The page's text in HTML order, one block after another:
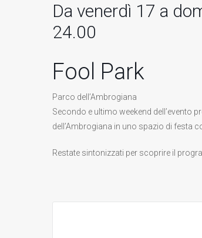
Da venerdì 17 a
24.00
Fool Park
Parco dell’Ambrogiana
Secondo e ultimo weekend dell’evento
dell’Ambrogiana in uno spazio di festa
Restate sintonizzati per scoprire il